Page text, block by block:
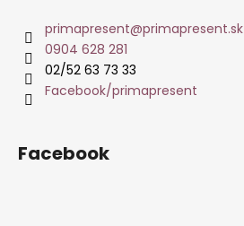
primapresent@primapresent.sk
0904 628 281
02/52 63 73 33
Facebook/primapresent
Facebook